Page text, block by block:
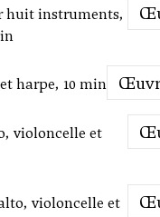
huit instruments,
harpe, 10 min
violoncelle et
violoncelle et